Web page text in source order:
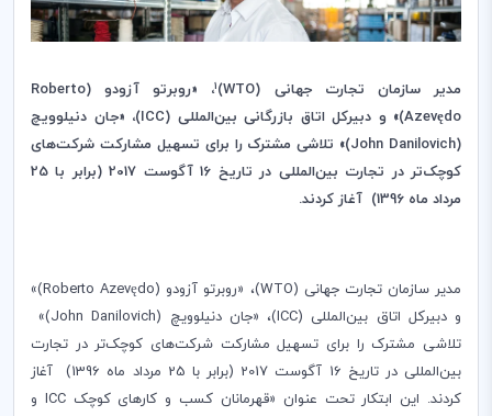
مدیر سازمان تجارت جهانی (
WTO
)
1، «روبرتو آزودو (Roberto
Azevędo)» و دبیرکل اتاق بازرگانی بین‌المللی (
ICC)، «جان دنیلوویچ
(
John Danilovich)» تلاشی مشترک را برای تسهیل مشارکت شرکت‌های
کوچک‌تر در تجارت بین‌المللی در تاریخ 16 آگوست 2017 (برابر با 25
مرداد ماه 1396) آغاز کردند.
مدیر سازمان تجارت جهانی (WTO)، «روبرتو آزودو (Roberto Azevędo
)»
و دبیرکل اتاق بین‌المللی (ICC)، «جان دنیلوویچ (John Danilovich
)»
تلاشی مشترک را برای تسهیل مشارکت شرکت‌های کوچک‌تر در تجارت
بین‌المللی در تاریخ 16 آگوست 2017 (برابر با 25 مرداد ماه 1396) آغاز
کردند. این ابتکار تحت عنوان «قهرمانان کسب و کارهای کوچکICC و